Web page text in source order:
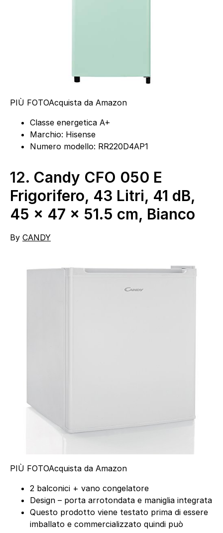
PIÙ FOTOAcquista da Amazon
Classe energetica A+
Marchio: Hisense
Numero modello: RR220D4AP1
12. Candy CFO 050 E
Frigorifero, 43 Litri, 41 dB,
45 x 47 x 51.5 cm, Bianco
By CANDY
PIÙ FOTOAcquista da Amazon
2 balconici + vano congelatore
Design – porta arrotondata e maniglia integrata
Questo prodotto viene testato prima di essere
imballato e commercializzato quindi può